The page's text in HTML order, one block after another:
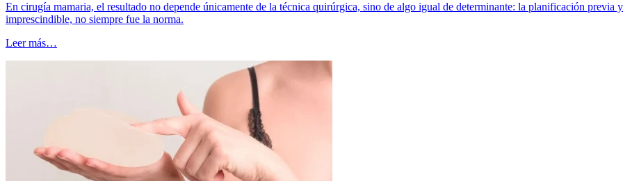
En cirugía mamaria, el resultado no depende únicamente de la técnica quirúrgica, sino de algo igual de determinante: la planificación previa
imprescindible, no siempre fue la norma.
Leer más…